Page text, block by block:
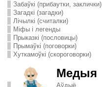
Забаўкі (прибаутки, заклички)
Загадкі (загадки)
Лічылкі (считалки)
Міфы і легенды
Прыказкі (пословицы)
Прымаўкі (поговорки)
Хуткамоўкі (скороговорки)
Медыя
Аўдыё